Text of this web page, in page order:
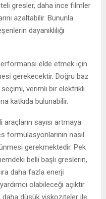
gresler, daha ince filmler
azaltabilir. Bununla
dayanıklılığı
elde etmek için
gerekecektir. Doğru baz
seçimi, verimli bir elektrikli
katkıda bulunabilir.
sayısı artmaya
formülasyonlarının nasıl
gerekmektedir. Pek
belli başlı greslerin,
daha fazla enerji
olabileceği açıktır.
daha düşük viskoziteler ile